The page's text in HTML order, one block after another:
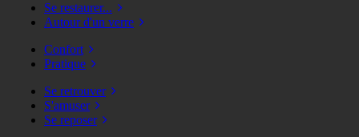
Se restaurer...
Autour d'un verre
Confort
Pratique
Se retrouver
S'amuser
Se reposer